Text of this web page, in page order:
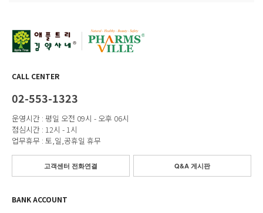
CALL CENTER
02-553-1323
운영시간 : 평일 오전 09시 - 오후 06시
점심시간 : 12시 - 1시
업무휴무 : 토,일,공휴일 휴무
고객센터 전화연결 Q&A 게시판
BANK ACCOUNT